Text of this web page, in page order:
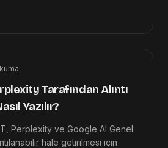
Tarafından Alıntı
Yazılır?
Perplexity ve Google AI Genel
hale getirilmesi için